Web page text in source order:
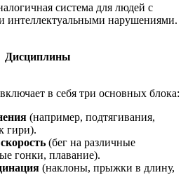
система для людей с
интеллектуальными нарушениями.
Дисциплины
в себя три основных блока:
(например, подтягивания,
гири).
(бег на различные
гонки, плавание).
(наклоны, прыжки в длину,